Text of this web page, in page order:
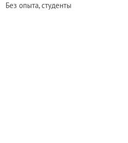
Без опыта, студенты